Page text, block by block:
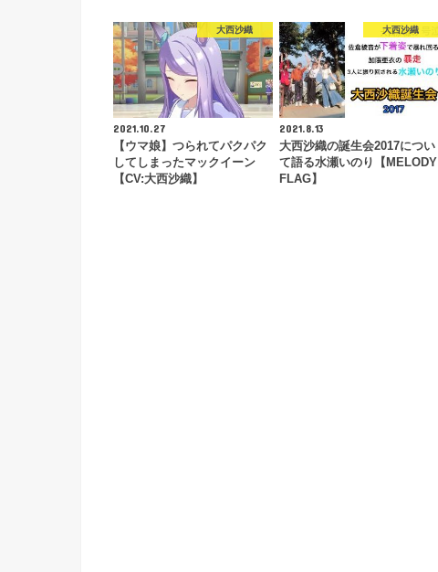
大西沙織
2021.10.27
【ウマ娘】つられてパクパク
してしまったマックイーン
【CV:大西沙織】
大西沙織
2021.8.13
大西沙織の誕生会2017につい
て語る水瀬いのり【MELODY
FLAG】